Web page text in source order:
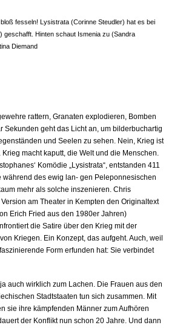
fesseln! Lysistrata (Corinne Steudler) hat es bei
geschafft. Hinten schaut Ismenia zu (Sandra
Diemand
rattern, Granaten explodieren, Bomben
Sekunden geht das Licht an, um bilderbuchartig
und Seelen zu sehen. Nein, Krieg ist
macht kaputt, die Welt und die Menschen.
Komödie „Lysistrata“, entstanden 411
während des ewig lan- gen Peleponnesischen
mehr als solche inszenieren. Chris
am Theater in Kempten den Originaltext
Erich Fried aus den 1980er Jahren)
die Satire über den Krieg mit der
Kriegen. Ein Konzept, das aufgeht. Auch, weil
Form erfunden hat: Sie verbindet
auch wirklich zum Lachen. Die Frauen aus den
Stadtstaaten tun sich zusammen. Mit
sie ihre kämpfenden Männer zum Aufhören
der Konflikt nun schon 20 Jahre. Und dann